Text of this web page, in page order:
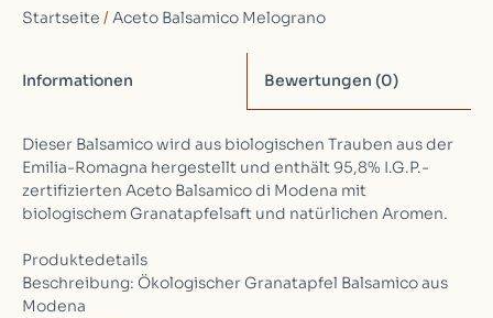
Startseite / Aceto Balsamico Melograno
Informationen Bewertungen (0)
Dieser Balsamico wird aus biologischen Trauben aus der
Emilia-Romagna hergestellt und enthält 95,8% I.G.P.-
zertifizierten Aceto Balsamico di Modena mit
biologischem Granatapfelsaft und natürlichen Aromen.
Produktedetails
Beschreibung: Ökologischer Granatapfel Balsamico aus
Modena